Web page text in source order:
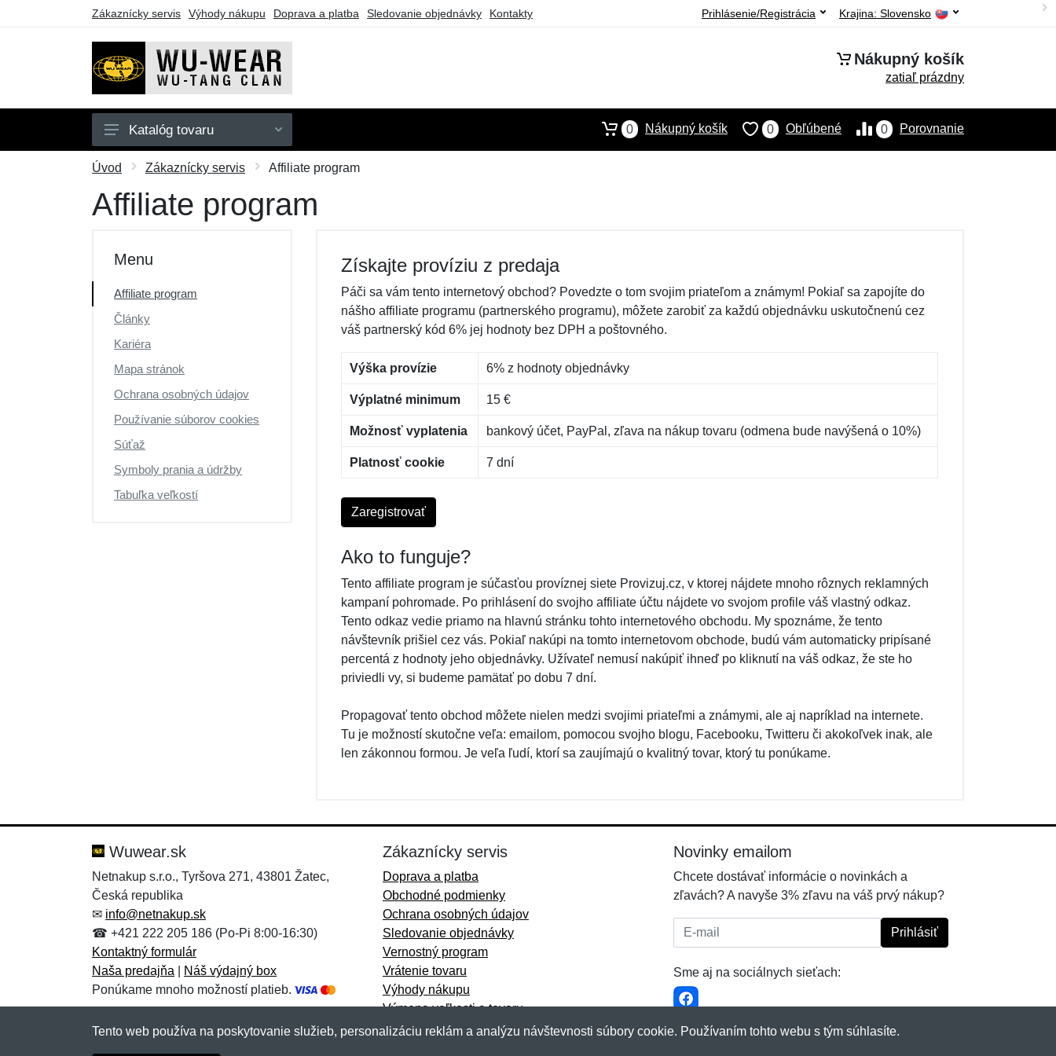
Zákaznícky servis Výhody nákupu Doprava a platba Sledovanie objednávky Kontakty Krajina: Slovensko
Prihlásenie/Registrácia
Nákupný košík
zatiaľ prázdny
Mikiny
Tričká
Darčekové poukazy
Katalóg tovaru 0 Porovnanie
0 Obľúbené
0 Nákupný košík
Úvod Zákaznícky servis Affiliate program
Affiliate program
Menu
Affiliate program
Články
Kariéra
Mapa stránok
Ochrana osobných údajov
Používanie súborov cookies
Súťaž
Symboly prania a údržby
Tabuľka veľkostí
Získajte províziu z predaja
Páči sa vám tento internetový obchod? Povedzte o tom svojim priateľom a známym! Pokiaľ sa zapojíte do
nášho affiliate programu (partnerského programu), môžete zarobiť za každú objednávku uskutočnenú cez
váš partnerský kód 6% jej hodnoty bez DPH a poštovného.
Výška provízie 6% z hodnoty objednávky
Výplatné minimum 15 €
Možnosť vyplatenia bankový účet, PayPal, zľava na nákup tovaru (odmena bude navýšená o 10%)
Platnosť cookie 7 dní
Zaregistrovať
Ako to funguje?
Tento affiliate program je súčasťou províznej siete Provizuj.cz, v ktorej nájdete mnoho rôznych reklamných
kampaní pohromade. Po prihlásení do svojho affiliate účtu nájdete vo svojom profile váš vlastný odkaz.
Tento odkaz vedie priamo na hlavnú stránku tohto internetového obchodu. My spoznáme, že tento
návštevník prišiel cez vás. Pokiaľ nakúpi na tomto internetovom obchode, budú vám automaticky pripísané
percentá z hodnoty jeho objednávky. Užívateľ nemusí nakúpiť ihneď po kliknutí na váš odkaz, že ste ho
priviedli vy, si budeme pamätať po dobu 7 dní.
Propagovať tento obchod môžete nielen medzi svojimi priateľmi a známymi, ale aj napríklad na internete.
Tu je možností skutočne veľa: emailom, pomocou svojho blogu, Facebooku, Twitteru či akokoľvek inak, ale
len zákonnou formou. Je veľa ľudí, ktorí sa zaujímajú o kvalitný tovar, ktorý tu ponúkame.
Wuwear.sk
Netnakup s.r.o., Tyršova 271, 43801 Žatec,
Česká republika
✉ info@netnakup.sk
☎ +421 222 205 186 (Po-Pi 8:00-16:30)
Kontaktný formulár
Naša predajňa
Náš výdajný box
Ponúkame mnoho možností platieb.
Zákaznícky servis
Doprava a platba
Obchodné podmienky
Ochrana osobných údajov
Sledovanie objednávky
Vernostný program
Vrátenie tovaru
Výhody nákupu
Výmena veľkosti a tovaru
Viac informácií...
Novinky emailom
Chcete dostávať informácie o novinkách a
zľavách? A navyše 3% zľavu na váš prvý nákup?
E-mail: Prihlásiť
Sme aj na sociálnych sieťach:
Tento web používa na poskytovanie služieb, personalizáciu reklám a analýzu návštevnosti súbory cookie. Používaním tohto webu s tým súhlasíte.